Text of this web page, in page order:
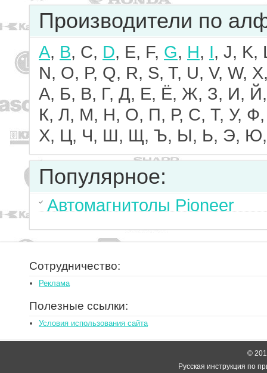
Производители по
A, B, C, D, E, F, G, H, I, J, K,
N, O, P, Q, R, S, T, U, V, W,
А, Б, В, Г, Д, Е, Ё, Ж, З, И, Й,
К, Л, М, Н, О, П, Р, С, Т, У, Ф,
Х, Ц, Ч, Ш, Щ, Ъ, Ы, Ь, Э,
Популярное:
Автомагнитолы Pioneer
Сотрудничество:
Реклама
Полезные ссылки:
Условия использования сайта
©
Русская инструкция по